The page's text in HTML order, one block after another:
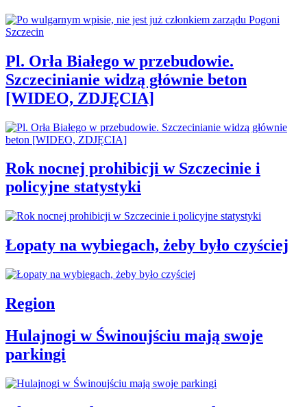
Pl. Orła Białego w przebudowie.
Szczecinianie widzą głównie beton
[WIDEO, ZDJĘCIA]
Rok nocnej prohibicji w Szczecinie i
policyjne statystyki
Łopaty na wybiegach, żeby było czyściej
Region
Hulajnogi w Świnoujściu mają swoje
parkingi